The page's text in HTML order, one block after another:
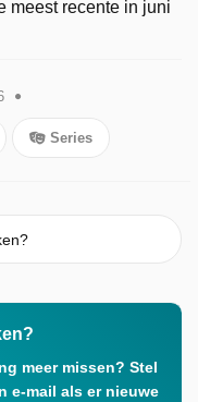
meest recente in juni
Series
meer missen? Stel
e-mail als er nieuwe